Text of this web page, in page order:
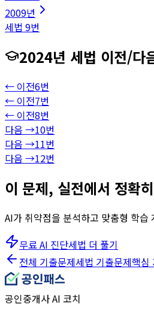
2009년
세법 9번
2024년 세법 이전/다
← 이전6번
← 이전7번
← 이전8번
다음 →10번
다음 →11번
다음 →12번
이 문제, 실전에서 정확
AI가 취약점을 분석하고 맞춤형 학습
무료 AI 진단세법 더 풀기
전체 기출문제세법 기출문제핵심
공인중개사 AI 코치